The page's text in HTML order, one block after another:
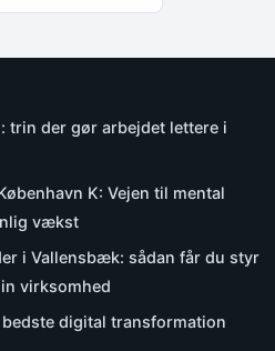
trin der gør arbejdet lettere i
K: Vejen til mental
vækst
i Vallensbæk: sådan får du styr
virksomhed
digital transformation